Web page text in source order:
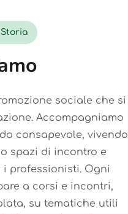
sociale che si
Accompagniamo
consapevole, vivendo
spazi di incontro e
professionisti. Ogni
a corsi e incontri,
su tematiche utili